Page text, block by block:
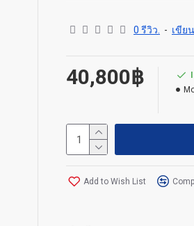
Sangoma PBXact 25
Supports up to 25
small businesses.
0 รีวิว. - เขีย
40,800฿
Add to Wish List